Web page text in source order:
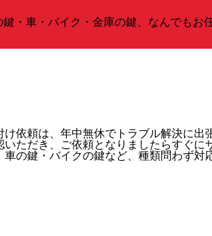
依頼は、年中無休でトラブル解決に
ただき、ご依頼となりましたらすぐに
の鍵・バイクの鍵など、種類問わず対